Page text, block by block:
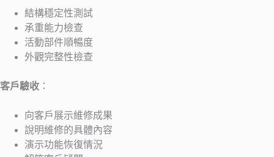
結構穩定性測試
承重能力檢查
活動部件順暢度
外觀完整性檢查
客戶驗收 ：
向客戶展示維修成果
說明維修的具體內容
演示功能恢復情況